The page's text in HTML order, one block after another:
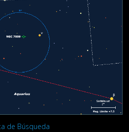
de Búsqueda